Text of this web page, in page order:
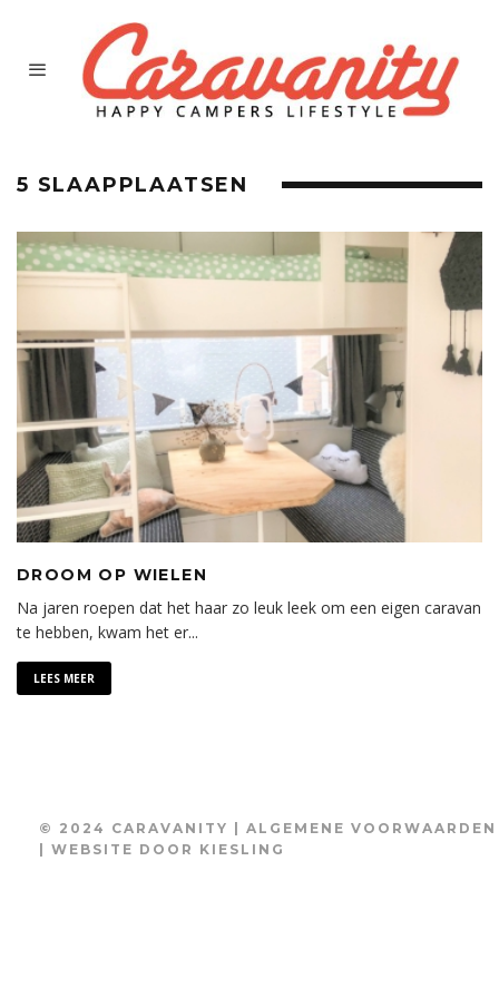
5 SLAAPPLAATSEN
DROOM OP WIELEN
Na jaren roepen dat het haar zo leuk leek om een eigen caravan
te hebben, kwam het er...
LEES MEER
© 2024 CARAVANITY | ALGEMENE VOORWAARDEN
| WEBSITE DOOR KIESLING